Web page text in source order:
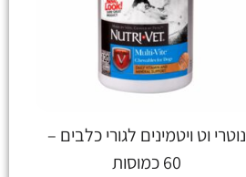
נוטרי וט ויטמינים לגורי כלבים –
60 כמוסות